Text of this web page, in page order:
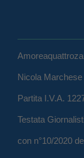
Nicola
Partita I.V.A.
Testata
con n°10/2020